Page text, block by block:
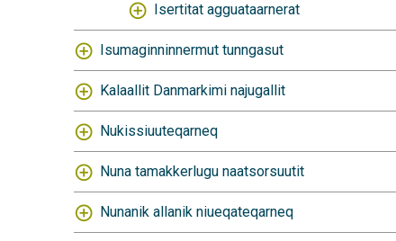
Isertitat agguataarnerat
Isumaginninnermut tunngasut
Kalaallit Danmarkimi najugallit
Nukissiuuteqarneq
Nuna tamakkerlugu naatsorsuutit
Nunanik allanik niueqateqarneq